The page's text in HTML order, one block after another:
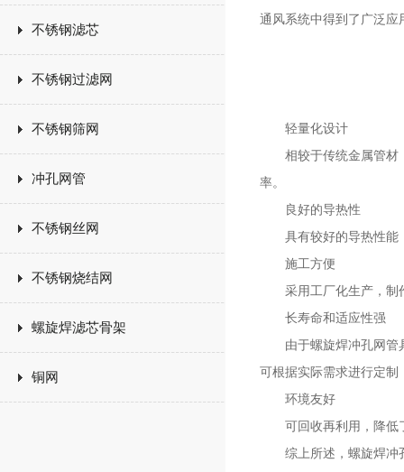
不锈钢滤芯
不锈钢过滤网
不锈钢筛网
冲孔网管
不锈钢丝网
不锈钢烧结网
螺旋焊滤芯骨架
铜网
通风系统中得到了广泛应
轻量化设计
相较于传统金属管材，
率。
良好的导热性
具有较好的导热性能，
施工方便
采用工厂化生产，制作
长寿命和适应性强
由于螺旋焊冲孔网管具
可根据实际需求进行定
环境友好
可回收再利用，降低了
综上所述，螺旋焊冲孔